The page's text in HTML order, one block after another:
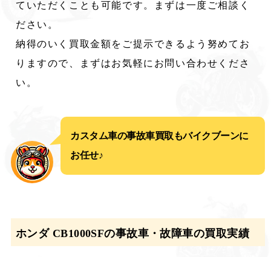
ていただくことも可能です。まずは一度ご相談く
ださい。
納得のいく買取金額をご提示できるよう努めてお
りますので、まずはお気軽にお問い合わせくださ
い。
カスタム車の事故車買取もバイクブーンに
お任せ♪
ホンダ CB1000SFの事故車・故障車の買取実績